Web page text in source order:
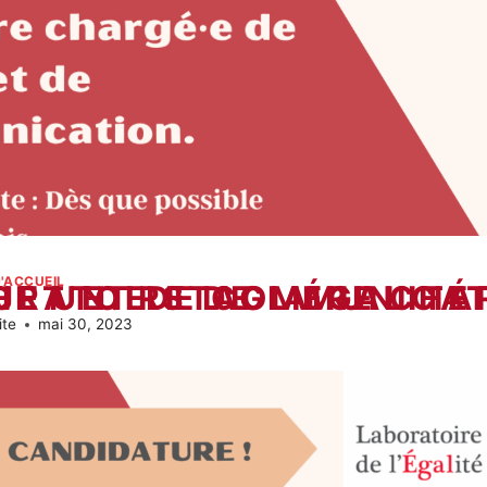
CHERCHE UN.E STAGIAIRE CHARGÉ.E DE PROJET ET DE
mai 30, 2023